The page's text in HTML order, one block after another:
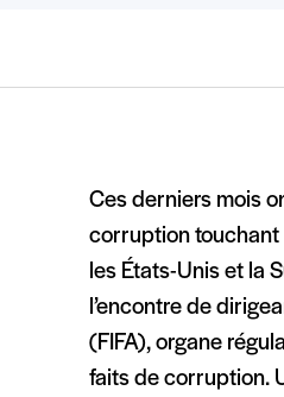
Ces derniers mois
corruption touchant
les États-Unis et la
l’encontre de
(FIFA), organe
faits de corruption.